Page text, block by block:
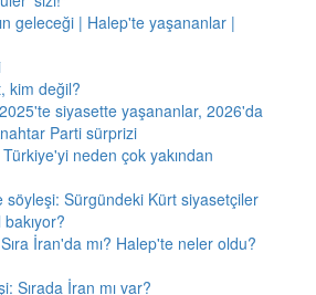
geleceği | Halep'te yaşananlar |
kim değil?
siyasette yaşananlar, 2026'da
Parti sürprizi
neden çok yakından
söyleşi: Sürgündeki Kürt siyasetçiler
İran'da mı? Halep'te neler oldu?
Sırada İran mı var?